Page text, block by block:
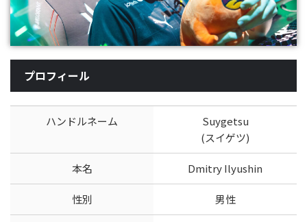
プロフィール
ハンドルネーム
Suygetsu
(スイゲツ)
本名 Dmitry Ilyushin
性別 男性